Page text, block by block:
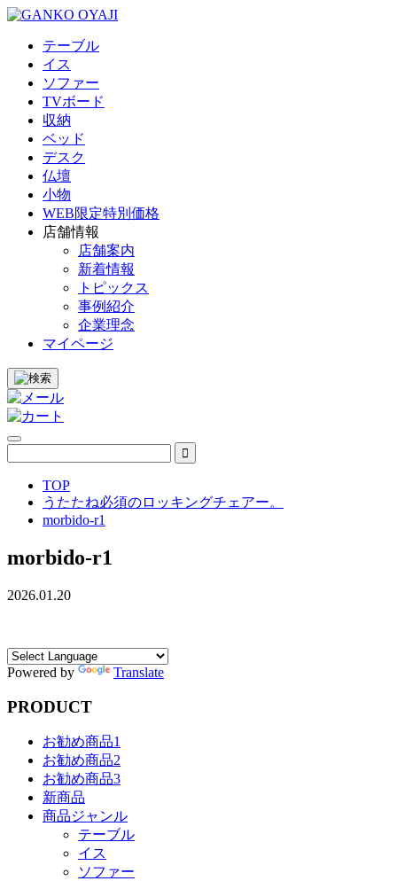
テーブル
イス
ソファー
TVボード
収納
ベッド
デスク
仏壇
小物
WEB限定特別価格
店舗情報
店舗案内
新着情報
トピックス
事例紹介
企業理念
マイページ
TOP
うたたね必須のロッキングチェアー。
morbido-r1
morbido-r1
2026.01.20
Powered by Translate
PRODUCT
お勧め商品1
お勧め商品2
お勧め商品3
新商品
商品ジャンル
テーブル
イス
ソファー